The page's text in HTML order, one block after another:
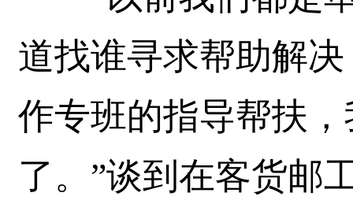
道找谁寻求帮助解
作专班的指导帮扶
了。”谈到在客货邮